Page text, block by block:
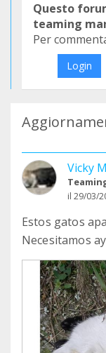
Questo
teaming
Per
Login
Vicky
il 29/03/
Estos gatos
Necesitamos